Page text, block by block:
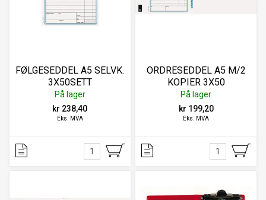
FØLGESEDDEL A5 SELVK.
3X50SETT
På lager
kr 238,40
Eks. MVA
ORDRESEDDEL A5 M/2
KOPIER 3X50
På lager
kr 199,20
Eks. MVA